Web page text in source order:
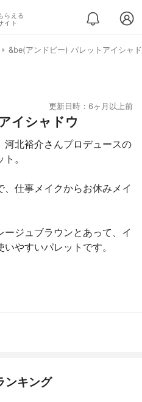
らえる
イト
&be(アンドビー) パレットアイシャ
更新日時：6ヶ月以上前
イシャドウ
河北裕介さんプロデュースの
。
仕事メイクからお休みメイ
ジュブラウンとあって、イ
やすいパレットです。
ンキング